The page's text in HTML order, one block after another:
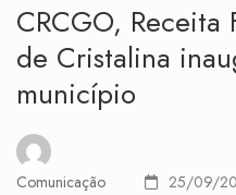
CRCGO, Receita
de Cristalina
município
Comunicação 25/09/